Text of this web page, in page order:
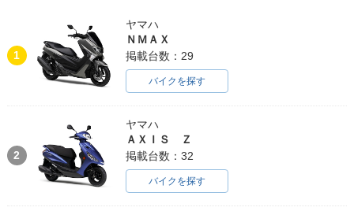
1
ヤマハ
ＮＭＡＸ
掲載台数：29
バイクを探す
2
ヤマハ
ＡＸＩＳ Ｚ
掲載台数：32
バイクを探す